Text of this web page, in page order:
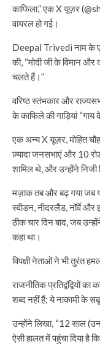
काफिला,” एक X यूज़र
वायरल हो गई।
Deepal Trivedi नाम के
की, “मोदी जी के विमान
चलते हैं।”
वरिष्ठ स्तंभकार और
के काफिले की गाड़ियां
एक अन्य X यूज़र, मोहित
ज़्यादा जनसभाएं और 10
शामिल थे, और उन्होंने निजी
मज़ाक तब और बढ़ गया जब
स्वीडन, नीदरलैंड, नॉर्वे और
ठीक चार दिन बाद, जब
कहा था।
विपक्षी नेताओं ने भी तुरंत
राजनीतिक प्रतिद्वंद्वियों
शब्द नहीं हैं; ये नाकामी के
उन्होंने लिखा, “12 साल
ऐसी हालत में पहुंचा दिया है